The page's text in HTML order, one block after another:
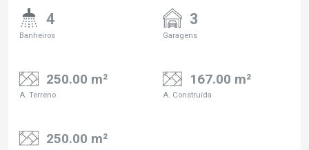
4
Banheiros
3
Garagens
250.00 m²
A. Terreno
167.00 m²
A. Construída
250.00 m²